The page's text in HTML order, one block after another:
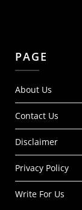
PAGE
About Us
Contact Us
Disclaimer
Privacy Policy
Write For Us